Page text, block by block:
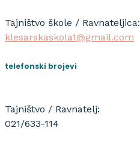
Tajništvo škole / Ravnateljica:
klesarskaskola1@gmail.com
telefonski brojevi
Tajništvo / Ravnatelj:
021/633-114